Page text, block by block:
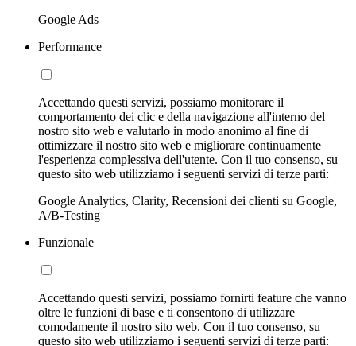
Google Ads
Performance
Accettando questi servizi, possiamo monitorare il
comportamento dei clic e della navigazione all'interno del
nostro sito web e valutarlo in modo anonimo al fine di
ottimizzare il nostro sito web e migliorare continuamente
l'esperienza complessiva dell'utente. Con il tuo consenso, su
questo sito web utilizziamo i seguenti servizi di terze parti:
Google Analytics, Clarity, Recensioni dei clienti su Google,
A/B-Testing
Funzionale
Accettando questi servizi, possiamo fornirti feature che vanno
oltre le funzioni di base e ti consentono di utilizzare
comodamente il nostro sito web. Con il tuo consenso, su
questo sito web utilizziamo i seguenti servizi di terze parti: